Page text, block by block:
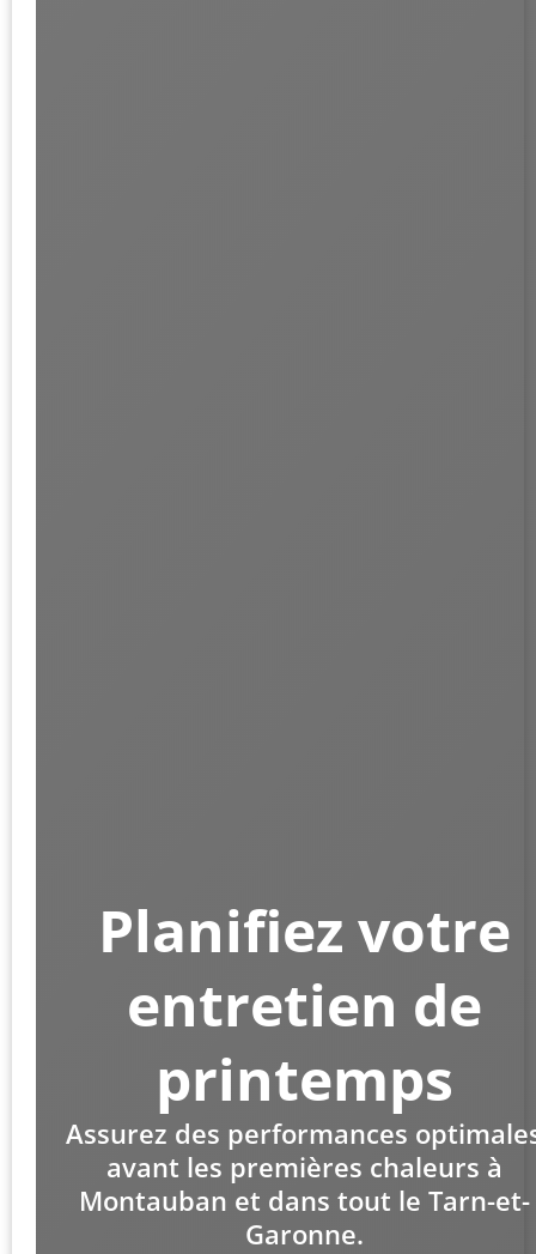
Planifiez votre
entretien de
printemps
Assurez des performances
avant les premières chaleurs à
Montauban et dans tout le Tarn-et-
Garonne.